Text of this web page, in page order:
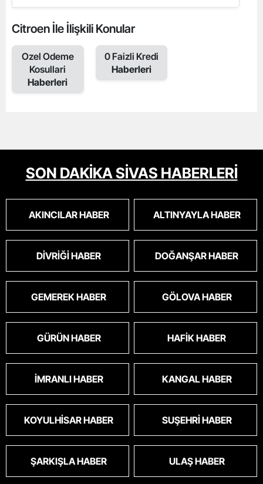
Citroen İle İlişkili Konular
Ozel Odeme
Kosullari
Haberleri
0 Faizli Kredi
Haberleri
SON DAKİKA SİVAS HABERLERİ
AKINCILAR HABER ALTINYAYLA HABER
DIVRIĞI HABER DOĞANŞAR HABER
GEMEREK HABER GÖLOVA HABER
GÜRÜN HABER HAFIK HABER
İMRANLI HABER KANGAL HABER
KOYULHISAR HABER SUŞEHRI HABER
ŞARKIŞLA HABER ULAŞ HABER